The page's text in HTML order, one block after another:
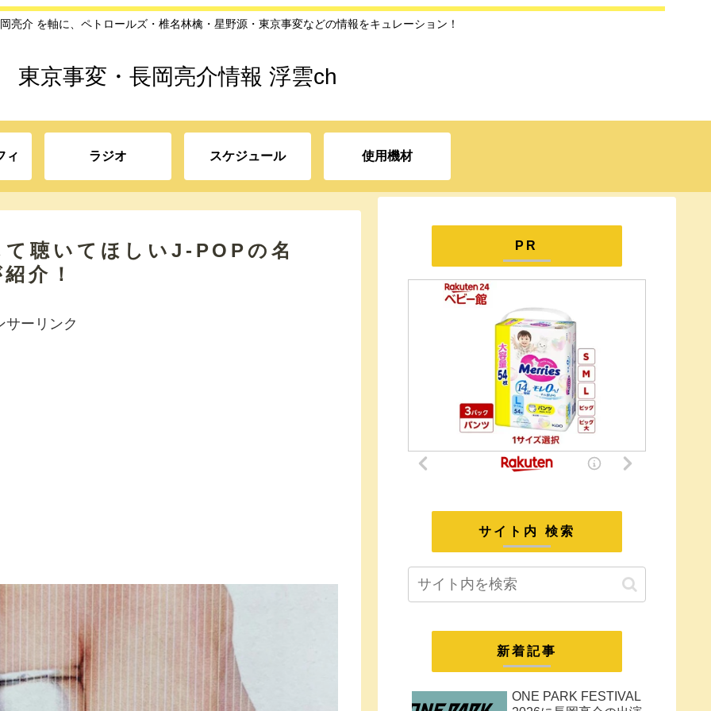
亮介 を軸に、ペトロールズ・椎名林檎・星野源・東京事変などの情報をキュレーション！
東京事変・長岡亮介情報 浮雲ch
ィ ラジオ スケジュール 使用機材
聴いてほしいJ-POPの名
介！
サーリンク
PR
サイト内 検索
新着記事
ONE PARK FESTIVAL